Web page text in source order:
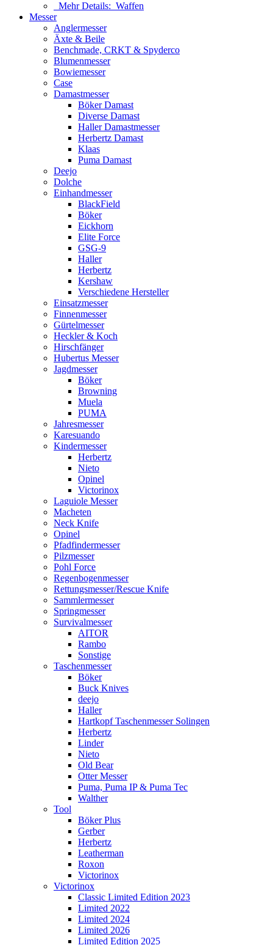
Mehr Details: Waffen
Messer
Anglermesser
Äxte & Beile
Benchmade, CRKT & Spyderco
Blumenmesser
Bowiemesser
Case
Damastmesser
Böker Damast
Diverse Damast
Haller Damastmesser
Herbertz Damast
Klaas
Puma Damast
Deejo
Dolche
Einhandmesser
BlackField
Böker
Eickhorn
Elite Force
GSG-9
Haller
Herbertz
Kershaw
Verschiedene Hersteller
Einsatzmesser
Finnenmesser
Gürtelmesser
Heckler & Koch
Hirschfänger
Hubertus Messer
Jagdmesser
Böker
Browning
Muela
PUMA
Jahresmesser
Karesuando
Kindermesser
Herbertz
Nieto
Opinel
Victorinox
Laguiole Messer
Macheten
Neck Knife
Opinel
Pfadfindermesser
Pilzmesser
Pohl Force
Regenbogenmesser
Rettungsmesser/Rescue Knife
Sammlermesser
Springmesser
Survivalmesser
AITOR
Rambo
Sonstige
Taschenmesser
Böker
Buck Knives
deejo
Haller
Hartkopf Taschenmesser Solingen
Herbertz
Linder
Nieto
Old Bear
Otter Messer
Puma, Puma IP & Puma Tec
Walther
Tool
Böker Plus
Gerber
Herbertz
Leatherman
Roxon
Victorinox
Victorinox
Classic Limited Edition 2023
Limited 2022
Limited 2024
Limited 2026
Limited Edition 2025